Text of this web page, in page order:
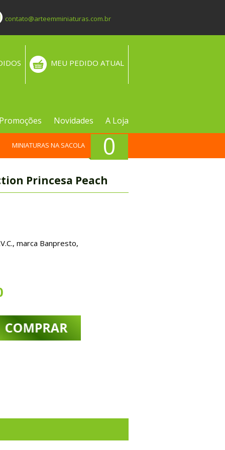
contato@arteemminiaturas.com.br
MEU PEDIDO ATUAL
Promoções Novidades A Loja
0
MINIATURAS NA SACOLA
Princesa Peach
marca Banpresto,